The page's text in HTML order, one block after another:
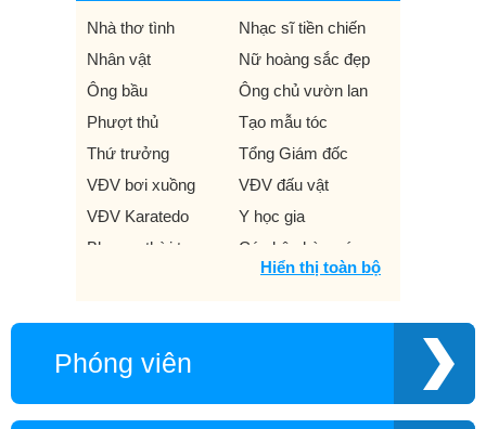
Nhà thơ tình
Nhạc sĩ tiền chiến
Nhân vật
Nữ hoàng sắc đẹp
Ông bầu
Ông chủ vườn lan
Phượt thủ
Tạo mẫu tóc
Thứ trưởng
Tổng Giám đốc
VĐV bơi xuồng
VĐV đấu vật
VĐV Karatedo
Y học gia
Blogger thời trang
Cán bộ nhà nước
Công ty
Mascot
truck
Hiển thị toàn bộ
Phóng viên